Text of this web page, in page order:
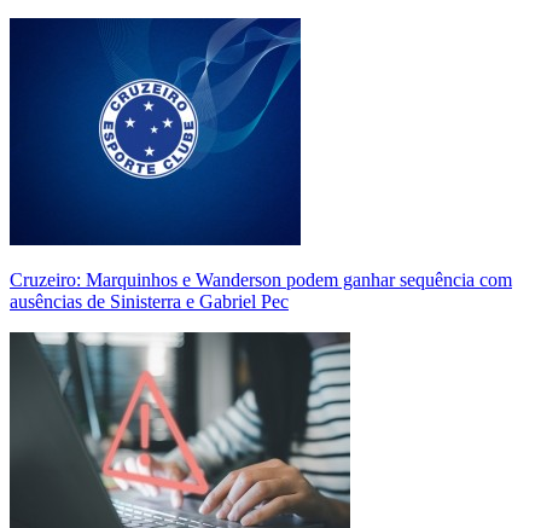
Cruzeiro: Marquinhos e Wanderson podem ganhar sequência com
ausências de Sinisterra e Gabriel Pec